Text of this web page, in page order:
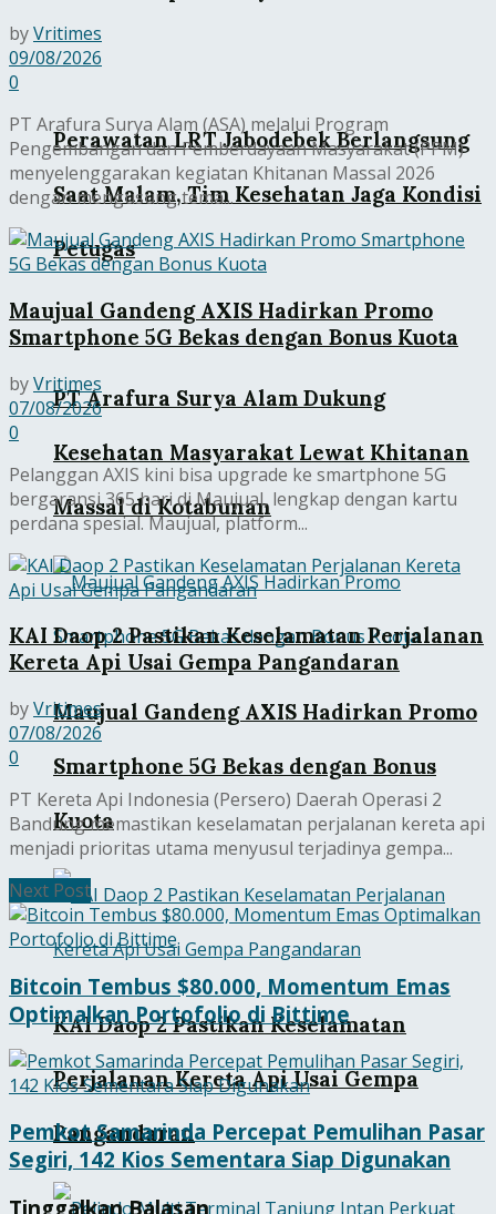
Perawatan LRT Jabodebek Berlangsung
Saat Malam, Tim Kesehatan Jaga Kondisi
Petugas
PT Arafura Surya Alam Dukung
Kesehatan Masyarakat Lewat Khitanan
Massal di Kotabunan
Maujual Gandeng AXIS Hadirkan Promo
Smartphone 5G Bekas dengan Bonus
Kuota
KAI Daop 2 Pastikan Keselamatan
Perjalanan Kereta Api Usai Gempa
Pangandaran
byVritimes
09/08/2026
0
PT Arafura Surya Alam (ASA) melalui Program
Pengembangan dan Pemberdayaan Masyarakat (PPM)
menyelenggarakan kegiatan Khitanan Massal 2026
dengan mengusung tema...
Maujual Gandeng AXIS Hadirkan Promo
Smartphone 5G Bekas dengan Bonus Kuota
byVritimes
07/08/2026
0
Pelanggan AXIS kini bisa upgrade ke smartphone 5G
bergaransi 365 hari di Maujual, lengkap dengan kartu
perdana spesial. Maujual, platform...
KAI Daop 2 Pastikan Keselamatan Perjalanan
Kereta Api Usai Gempa Pangandaran
byVritimes
07/08/2026
0
PT Kereta Api Indonesia (Persero) Daerah Operasi 2
Bandung memastikan keselamatan perjalanan kereta api
menjadi prioritas utama menyusul terjadinya gempa...
Next Post
Bitcoin Tembus $80.000, Momentum Emas
Optimalkan Portofolio di Bittime
Pemkot Samarinda Percepat Pemulihan Pasar
Segiri, 142 Kios Sementara Siap Digunakan
Tinggalkan Balasan